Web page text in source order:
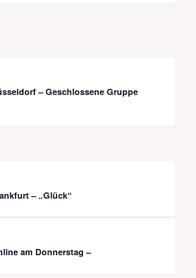
– Geschlossene Gruppe
– „Glück“
am Donnerstag –